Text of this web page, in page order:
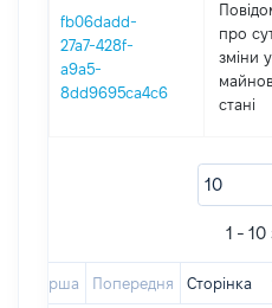
fb06dadd-
27a7-428f-
a9a5-
8dd9695ca4c6
про
зміни y
стані
1 - 10
Перша Попередня Сторінка